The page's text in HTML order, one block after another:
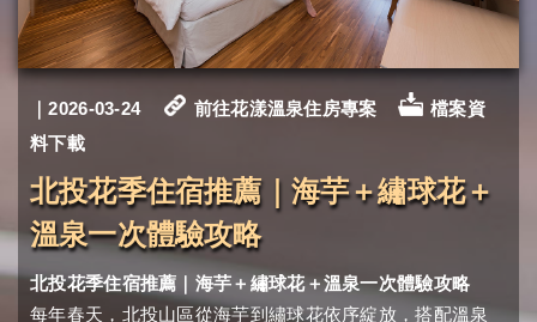
｜2026-03-24 前往花漾溫泉住房專案
檔案資
料下載
北投花季住宿推薦｜海芋＋繡球花＋
溫泉一次體驗攻略
北投花季住宿推薦｜海芋＋繡球花＋溫泉一次體驗攻略
每年春天，北投山區從海芋到繡球花依序綻放，搭配溫泉